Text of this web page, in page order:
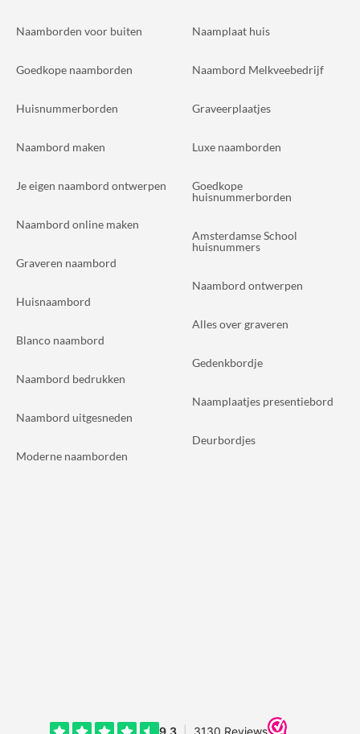
Naamborden voor buiten
Goedkope naamborden
Huisnummerborden
Naambord maken
Je eigen naambord ontwerpen
Naambord online maken
Graveren naambord
Huisnaambord
Blanco naambord
Naambord bedrukken
Naambord uitgesneden
Moderne naamborden
Naamplaat huis
Naambord Melkveebedrijf
Graveerplaatjes
Luxe naamborden
Goedkope
huisnummerborden
Amsterdamse School
huisnummers
Naambord ontwerpen
Alles over graveren
Gedenkbordje
Naamplaatjes presentiebord
Deurbordjes